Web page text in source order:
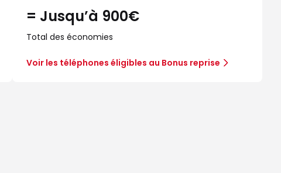
= Jusqu’à 900€
Total des économies
Voir les téléphones éligibles au Bonus reprise